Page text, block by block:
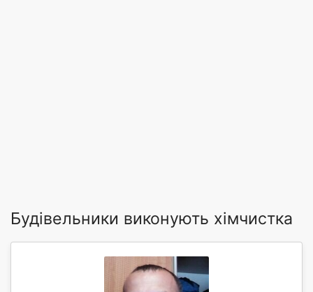
Будівельники виконують хімчистка